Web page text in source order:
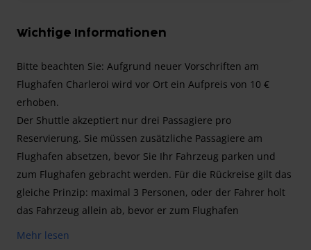
Wichtige Informationen
Bitte beachten Sie: Aufgrund neuer Vorschriften am
Flughafen Charleroi wird vor Ort ein Aufpreis von 10 €
erhoben.
Der Shuttle akzeptiert nur drei Passagiere pro
Reservierung. Sie müssen zusätzliche Passagiere am
Flughafen absetzen, bevor Sie Ihr Fahrzeug parken und
zum Flughafen gebracht werden. Für die Rückreise gilt das
gleiche Prinzip: maximal 3 Personen, oder der Fahrer holt
das Fahrzeug allein ab, bevor er zum Flughafen
Mehr lesen